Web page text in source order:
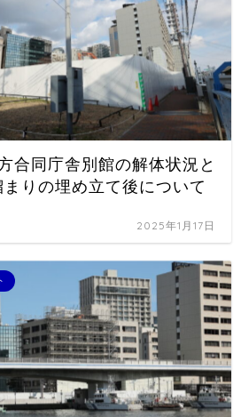
合同庁舎別館の解体状況と
りの埋め立て後について
2025年1月17日